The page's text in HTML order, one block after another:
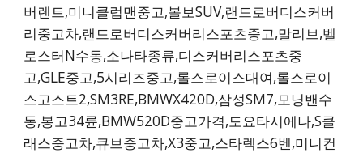
버렌트,미니클럽맨중고,볼보SUV,랜드로버디스커버
리중고차,랜드로버디스커버리스포츠중고,말리브,벨
로스터N수동,소나타종류,디스커버리스포츠중
고,GLE중고,5시리즈중고,롤스로이스대여,롤스로이
스고스트2,SM3RE,BMWX420D,삼성SM7,모닝밴수
동,봉고34륜,BMW520D중고가격,도요타시에나,S클
래스중고차,큐브중고차,X3중고,스타렉스6벤,미니컨